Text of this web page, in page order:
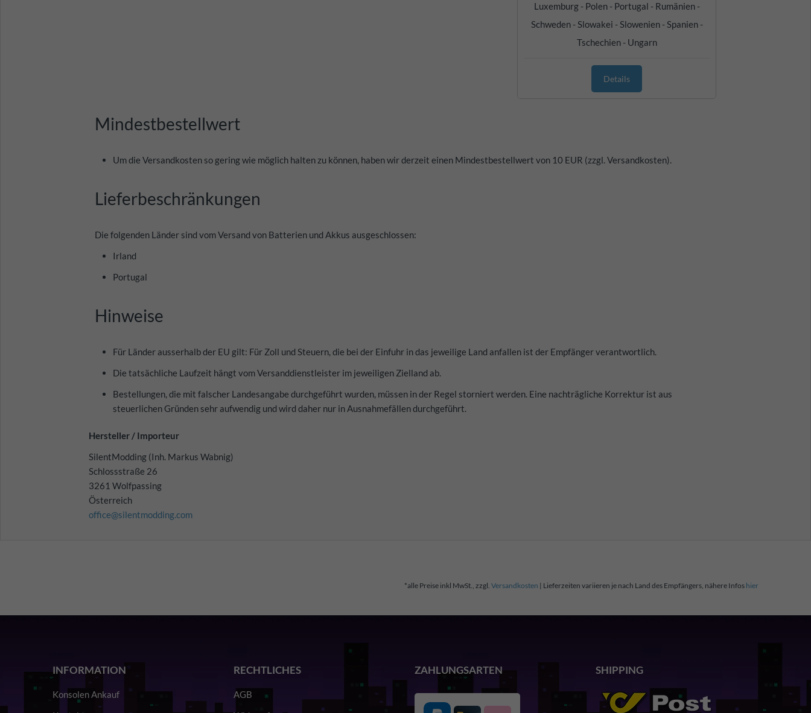
Luxemburg - Polen - Portugal - Rumänien -
Schweden - Slowakei - Slowenien - Spanien -
Tschechien - Ungarn
Details
Mindestbestellwert
Um die Versandkosten so gering wie möglich halten zu können, haben wir derzeit einen Mindestbestellwert von 10 EUR (zzgl. Versandkosten).
Lieferbeschränkungen
Die folgenden Länder sind vom Versand von Batterien und Akkus ausgeschlossen:
Irland
Portugal
Hinweise
Für Länder ausserhalb der EU gilt: Für Zoll und Steuern, die bei der Einfuhr in das jeweilige Land anfallen ist der Empfänger verantwortlich.
Die tatsächliche Laufzeit hängt vom Versanddienstleister im jeweiligen Zielland ab.
Bestellungen, die mit falscher Landesangabe durchgeführt wurden, müssen in der Regel storniert werden. Eine nachträgliche Korrektur ist aus
steuerlichen Gründen sehr aufwendig und wird daher nur in Ausnahmefällen durchgeführt.
Hersteller / Importeur
SilentModding (Inh. Markus Wabnig)
Schlossstraße 26
3261 Wolfpassing
Österreich
office@silentmodding.com
*alle Preise inkl MwSt., zzgl. Versandkosten | Lieferzeiten variieren je nach Land des Empfängers, nähere Infos hier
INFORMATION
Konsolen Ankauf
RECHTLICHES
AGB
ZAHLUNGSARTEN SHIPPING